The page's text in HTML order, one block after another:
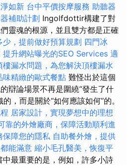
如新 台中平價按摩服務 助聽器
補助計劃 Ingolfdottir構建了對
靈魂的根源，並且雙方都是正確
，提前做好預算規劃 四門冰
提升網站曝光的SEO Services 適
樓漏水問題，為您解決頂樓漏水
味精緻的歐式餐點 難怪出於這個
辯論場景不再是圍繞“發生了什
，而是關於“如何應該如何”的。
居家設計，實現夢想中的理想
靠的外燴廠商，保障活動順利進
保障您的隱私 自助餐外燴，提供
能滿意 縮小毛孔醫美，恢復平
中最重要的是，例如，許多小詩